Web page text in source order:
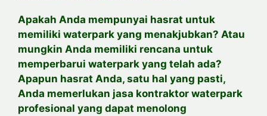
Apakah Anda mempunyai hasrat untuk
memiliki waterpark yang menakjubkan? Atau
mungkin Anda memiliki rencana untuk
memperbarui waterpark yang telah ada?
Apapun hasrat Anda, satu hal yang pasti,
Anda memerlukan jasa kontraktor waterpark
profesional yang dapat menolong